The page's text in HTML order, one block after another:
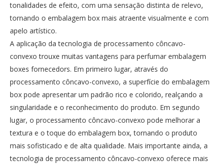
tonalidades de efeito, com uma sensação distinta de relevo,
tornando o embalagem box mais atraente visualmente e com
apelo artístico.
A aplicação da tecnologia de processamento côncavo-
convexo trouxe muitas vantagens para perfumar embalagem
boxes fornecedors. Em primeiro lugar, através do
processamento côncavo-convexo, a superfície do embalagem
box pode apresentar um padrão rico e colorido, realçando a
singularidade e o reconhecimento do produto. Em segundo
lugar, o processamento côncavo-convexo pode melhorar a
textura e o toque do embalagem box, tornando o produto
mais sofisticado e de alta qualidade. Mais importante ainda, a
tecnologia de processamento côncavo-convexo oferece mais